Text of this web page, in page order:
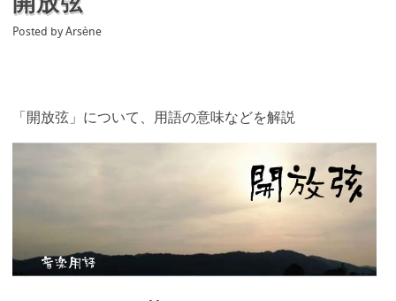
開放弦
Posted by Arsène
「開放弦」について、用語の意味などを解説